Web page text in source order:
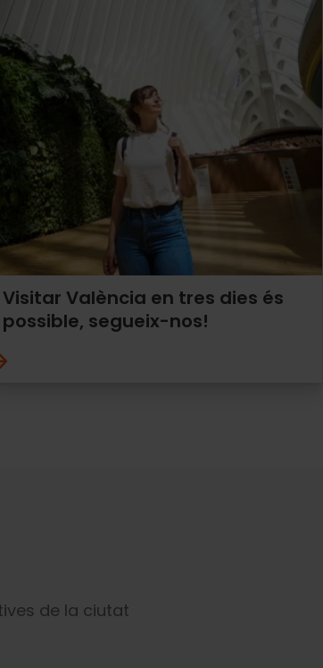
Visitar València en tres dies és
possible, segueix-nos!
de la ciutat